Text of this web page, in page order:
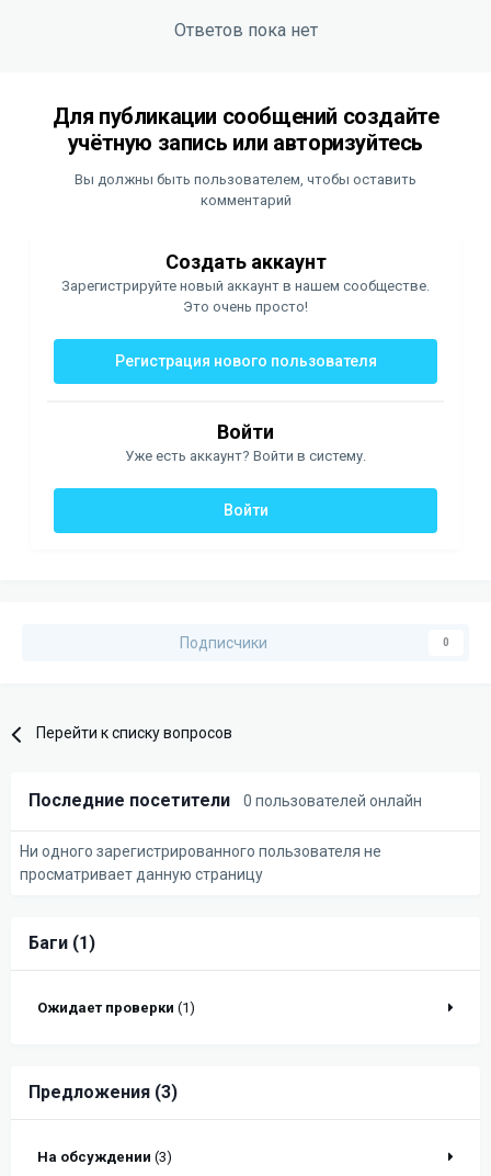
Ответов пока нет
Для публикации сообщений создайте
учётную запись или авторизуйтесь
Вы должны быть пользователем, чтобы оставить
комментарий
Создать аккаунт
Зарегистрируйте новый аккаунт в нашем сообществе.
Это очень просто!
Регистрация нового пользователя
Войти
Уже есть аккаунт? Войти в систему.
Войти
Подписчики 0
Перейти к списку вопросов
Последние посетители 0 пользователей онлайн
Ни одного зарегистрированного пользователя не
просматривает данную страницу
Баги (1)
Ожидает проверки (1)
Предложения (3)
На обсуждении (3)